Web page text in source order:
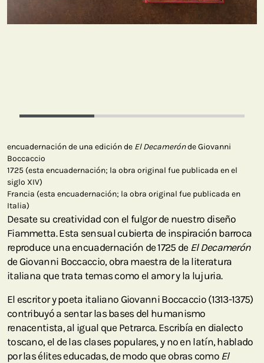
encuadernación de una edición de El Decamerónde Giovanni
Boccaccio
1725 (esta encuadernación; la obra original fue publicada en el
siglo XIV)
Francia (esta encuadernación; la obra original fue publicada en
Italia)
Desate su creatividad con el fulgor de nuestro diseño
Fiammetta. Esta sensual cubierta de inspiración barroca
reproduce una encuadernación de 1725 de El Decamerón
de Giovanni Boccaccio, obra maestra de la literatura
italiana que trata temas como el amor y la lujuria.
El escritor y poeta italiano Giovanni Boccaccio (1313-1375)
contribuyó a sentar las bases del humanismo
renacentista, al igual que Petrarca. Escribía en dialecto
toscano, el de las clases populares, y no en latín, hablado
por las élites educadas, de modo que obras como El